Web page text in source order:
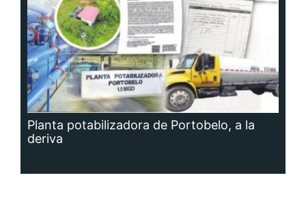
Planta potabilizadora de Portobelo, a la
deriva